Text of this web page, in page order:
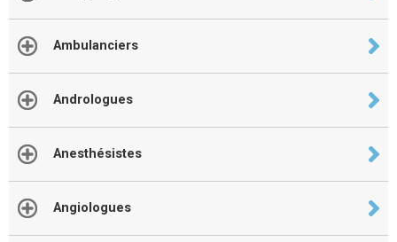
Ambulanciers
Andrologues
Anesthésistes
Angiologues